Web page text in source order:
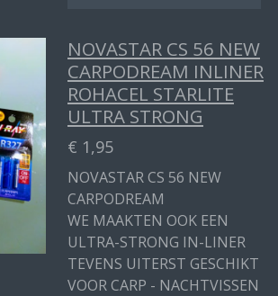
NOVASTAR CS 56 NEW
CARPODREAM INLINER
ROHACEL STARLITE
ULTRA STRONG
€ 1,95
NOVASTAR CS 56 NEW
CARPODREAM
WE MAAKTEN OOK EEN
ULTRA-STRONG IN-LINER
TEVENS UITERST GESCHIKT
VOOR CARP - NACHTVISSEN